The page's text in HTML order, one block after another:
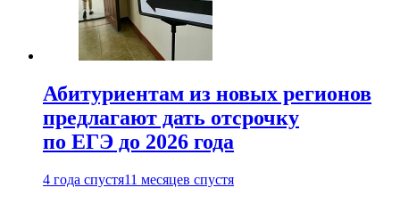
Абитуриентам из новых регионов
предлагают дать отсрочку
по ЕГЭ до 2026 года
4 года спустя11 месяцев спустя